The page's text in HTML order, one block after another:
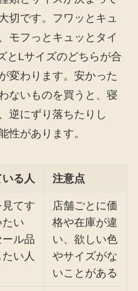
切です。フワッとキュ
モフっとキュッとタイ
とLサイズのどちらが合
変わります。安かった
ないものを買うと、寝
逆にずり落ちたりし
性があります。
る人 注意点
てす
たい
ール品
い人
店舗ごとに価
格や在庫が違
い、欲しい色
やサイズがな
いことがある